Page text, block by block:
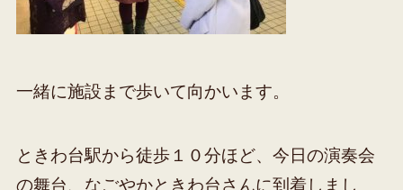
一緒に施設まで歩いて向かいます。
ときわ台駅から徒歩１０分ほど、今日の演奏会
の舞台、なごやかときわ台さんに到着しまし